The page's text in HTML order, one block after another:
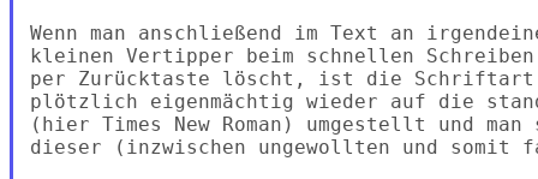
Wenn man anschließend im Text an
kleinen Vertipper beim schnellen
per Zurücktaste löscht, ist die
plötzlich eigenmächtig wieder auf die
(hier Times New Roman) umgestellt und
dieser (inzwischen ungewollten und